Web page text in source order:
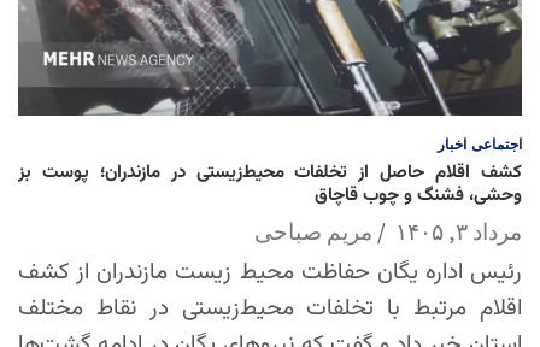
اجتماعی اخبار
کشف اقلام حاصل از تخلفات محیط‌زیستی در مازندران؛ پوست بز
وحشی، فشنگ و چوب قاچاق
مرداد ۳, ۱۴۰۵ مریم صباحی
رئیس اداره یگان حفاظت محیط زیست مازندران از کشف
اقلام مرتبط با تخلفات محیط‌زیستی در نقاط مختلف